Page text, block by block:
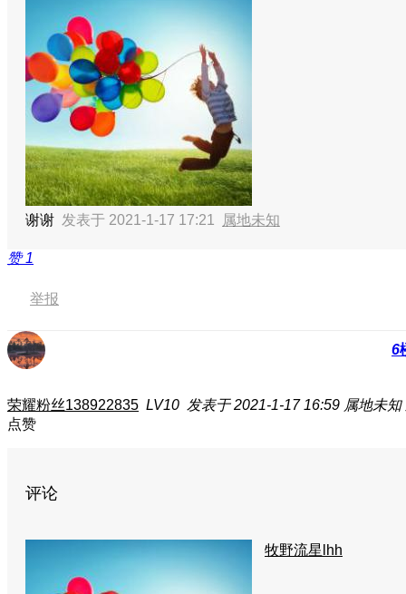
谢谢 发表于 2021-1-17 17:21 属地未知
赞1
举报
6
荣耀粉丝138922835 LV10 发表于 2021-1-17 16:59 属地未知
点赞
评论
牧野流星lhh